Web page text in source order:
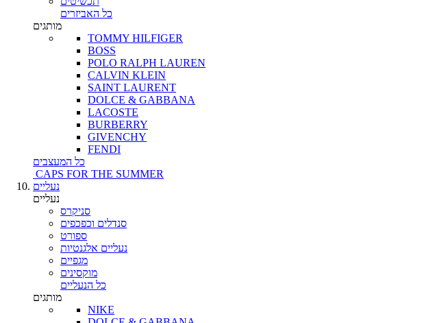
כל האביזרים
מותגים
TOMMY HILFIGER
BOSS
POLO RALPH LAUREN
CALVIN KLEIN
SAINT LAURENT
DOLCE & GABBANA
LACOSTE
BURBERRY
GIVENCHY
FENDI
כל המעצבים
CAPS FOR THE SUMMER
נעליים
נעליים
סניקרס
סנדלים וכפכפים
ספורט
נעליים אלגנטיות
מגפיים
מוקסינים
כל הנעליים
מותגים
NIKE